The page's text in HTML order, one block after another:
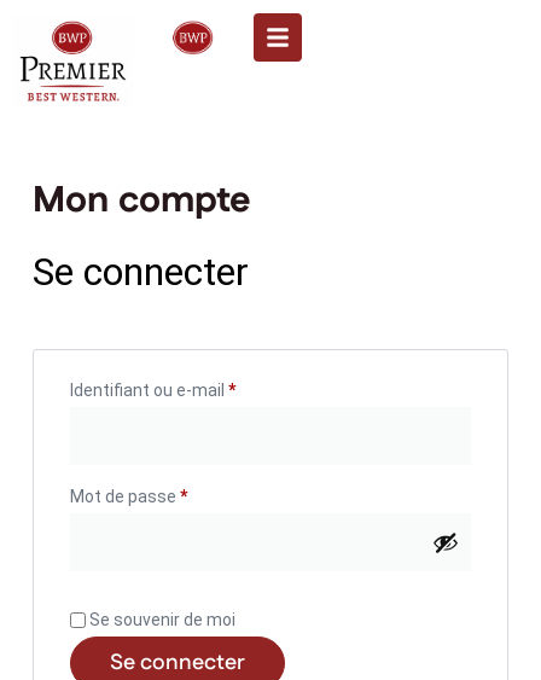
Mon compte
Se connecter
Identifiant ou e-mail *
Mot de passe *
Se souvenir de moi
Se connecter